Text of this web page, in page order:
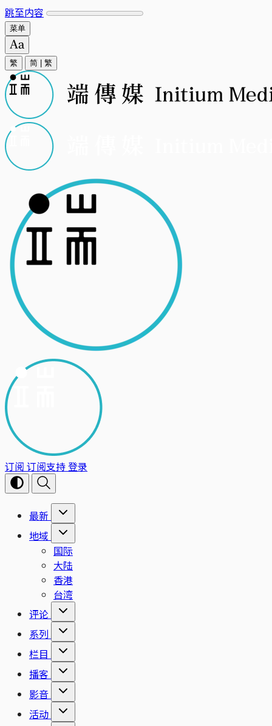
跳至内容
菜单
繁 简 繁
订阅 订阅支持登录
最新
地域
国际
大陆
香港
台湾
评论
系列
栏目
播客
影音
活动